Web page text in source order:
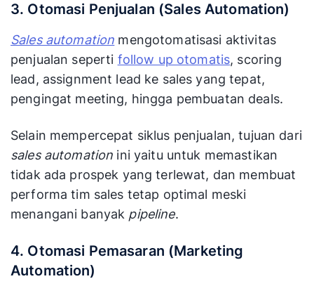
3. Otomasi Penjualan (Sales Automation)
Sales automation mengotomatisasi aktivitas
penjualan seperti follow up otomatis, scoring
lead, assignment lead ke sales yang tepat,
pengingat meeting, hingga pembuatan deals.
Selain mempercepat siklus penjualan, tujuan dari
sales automation ini yaitu untuk memastikan
tidak ada prospek yang terlewat, dan membuat
performa tim sales tetap optimal meski
menangani banyak pipeline.
4. Otomasi Pemasaran (Marketing
Automation)